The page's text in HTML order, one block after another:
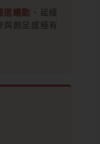
道蠕動 、延緩
與飽足感極有